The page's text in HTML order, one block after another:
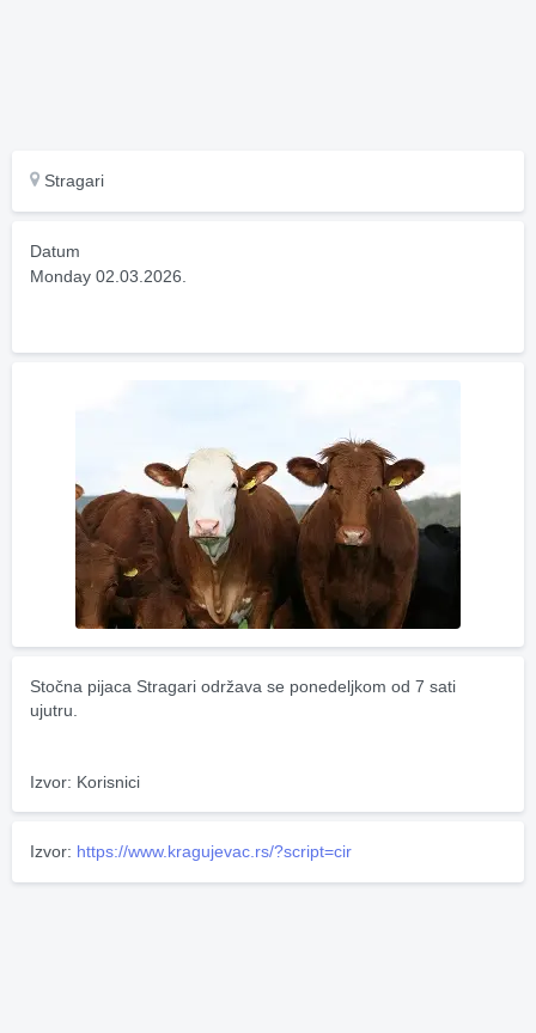
Stragari
Datum
Monday 02.03.2026.
Stočna pijaca Stragari održava se ponedeljkom od 7 sati
ujutru.
Izvor: Korisnici
Izvor: https://www.kragujevac.rs/?script=cir